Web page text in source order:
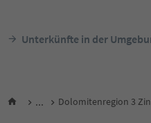
Unterkünfte in der
... Dolomitenregion 3